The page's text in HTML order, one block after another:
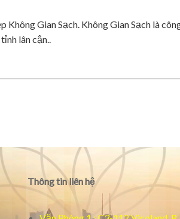
Gian Sạch. Không Gian Sạch là
lân cận..
Thông tin liên hệ